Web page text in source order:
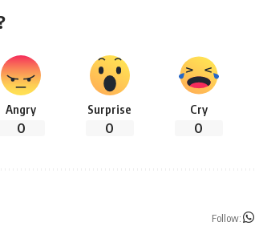
Angry
0
Surprise
0
Cry
0
Follow: